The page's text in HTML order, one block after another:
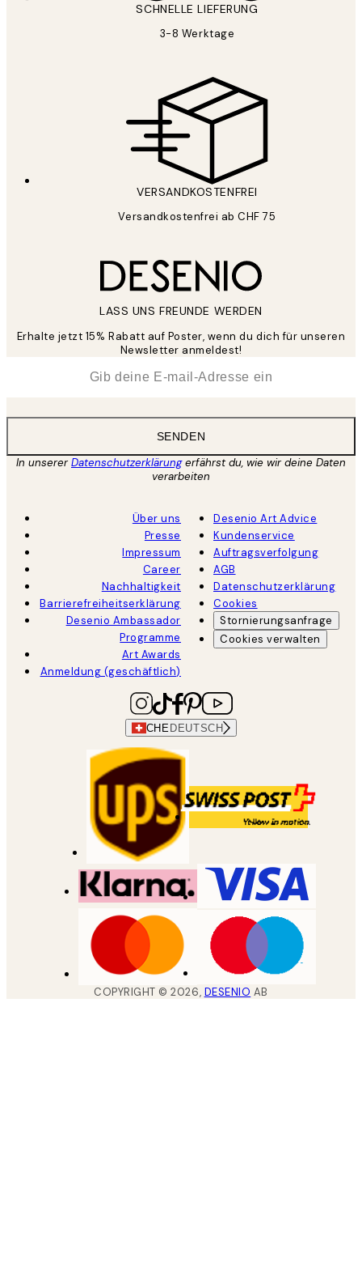
SCHNELLE LIEFERUNG
3-8 Werktage
VERSANDKOSTENFREI
Versandkostenfrei ab CHF 75
LASS UNS FREUNDE WERDEN
Erhalte jetzt 15% Rabatt auf Poster, wenn du dich für unseren
Newsletter anmeldest!
SENDEN
In unsererDatenschutzerklärungerfährst du, wie wir deine Daten
verarbeiten
Über uns
Presse
Impressum
Career
Nachhaltigkeit
Barrierefreiheitserklärung
Desenio Ambassador
Programme
Art Awards
Anmeldung (geschäftlich)
Desenio Art Advice
Kundenservice
Auftragsverfolgung
AGB
Datenschutzerklärung
Cookies
Stornierungsanfrage
Cookies verwalten
CHE DEUTSCH
COPYRIGHT ©2026, DESENIO AB